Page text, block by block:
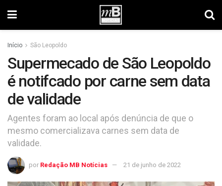
Início São Leopoldo
Supermecado de São Leopoldo
é notifcado por carne sem data
de validade
Agentes foram ao local após denúncia de que o
mesmo comercializava carnes sem data de
validade.
por Redação MB Notícias 21 de junho de 2022